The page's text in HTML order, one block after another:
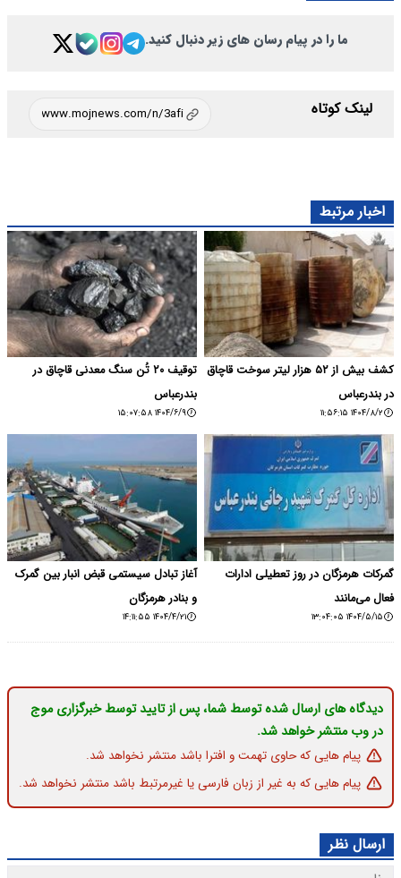
ما را در پیام رسان های زیر دنبال کنید.
لینک کوتاه
اخبار مرتبط
کشف بیش از ۵۲ هزار لیتر سوخت قاچاق
در بندرعباس
۱۴۰۴/۸/۲ ۱۱:۵۶:۱۵
توقیف ۲۰ تُن سنگ معدنی قاچاق در
بندرعباس
۱۴۰۴/۶/۹ ۱۵:۰۷:۵۸
گمرکات هرمزگان در روز تعطیلی ادارات
فعال می‌مانند
۱۴۰۴/۵/۱۵ ۱۳:۰۴:۰۵
آغاز تبادل سیستمی قبض انبار بین گمرک
و بنادر هرمزگان
۱۴۰۴/۴/۲۱ ۱۴:۱۱:۵۵
دیدگاه های ارسال شده توسط شما، پس از تایید توسط خبرگزاری موج
در وب منتشر خواهد شد.
پیام هایی که حاوی تهمت و افترا باشد منتشر نخواهد شد.
پیام هایی که به غیر از زبان فارسی یا غیرمرتبط باشد منتشر نخواهد شد.
ارسال نظر